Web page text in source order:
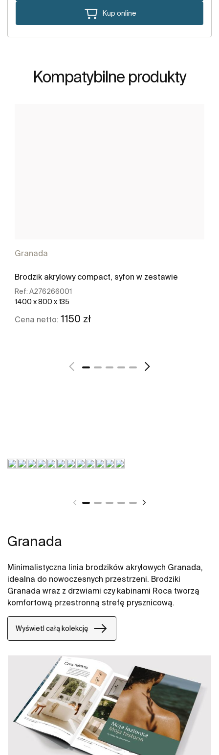
Kup online
Kompatybilne produkty
Granada
Brodzik akrylowy compact, syfon w zestawie
Ref: A276266001
1400 x 800 x 135
Cena netto: 1150 zł
Granada
Minimalistyczna linia brodzików akrylowych Granada,
idealna do nowoczesnych przestrzeni. Brodziki
Granada wraz z drzwiami czy kabinami Roca tworzą
komfortową przestronną strefę prysznicową.
Wyświetl całą kolekcję